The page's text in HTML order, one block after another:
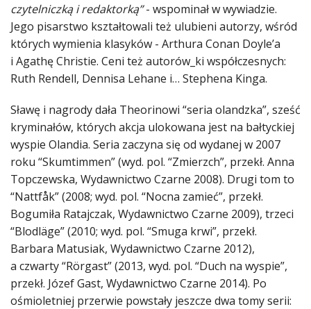
czytelniczką i redaktorką”- wspominał w wywiadzie.
Jego pisarstwo kształtowali też ulubieni autorzy, wśród
których wymienia klasyków - Arthura Conan Doyle’a
i Agathę Christie. Ceni też autorów_ki współczesnych:
Ruth Rendell, Dennisa Lehane i… Stephena Kinga.
Sławę i nagrody dała Theorinowi “seria olandzka”, sześć
kryminałów, których akcja ulokowana jest na bałtyckiej
wyspie Olandia. Seria zaczyna się od wydanej w 2007
roku “Skumtimmen” (wyd. pol. “Zmierzch”, przekł. Anna
Topczewska, Wydawnictwo Czarne 2008). Drugi tom to
“Nattfåk” (2008; wyd. pol. “Nocna zamieć”, przekł.
Bogumiła Ratajczak, Wydawnictwo Czarne 2009), trzeci
“Blodläge” (2010; wyd. pol. “Smuga krwi”, przekł.
Barbara Matusiak, Wydawnictwo Czarne 2012),
a czwarty “Rörgast” (2013, wyd. pol. “Duch na wyspie”,
przekł. Józef Gast, Wydawnictwo Czarne 2014). Po
ośmioletniej przerwie powstały jeszcze dwa tomy serii: